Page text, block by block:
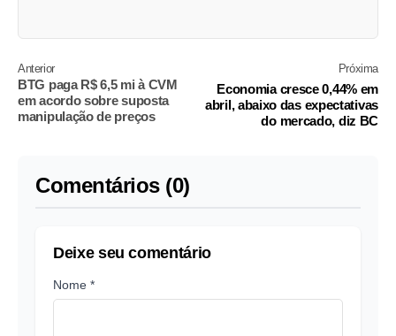
Anterior
BTG paga R$ 6,5 mi à CVM
em acordo sobre suposta
manipulação de preços
Próxima
Economia cresce 0,44% em
abril, abaixo das expectativas
do mercado, diz BC
Comentários (0)
Deixe seu comentário
Nome *